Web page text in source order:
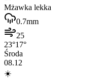
Mżawka lekka
0.7mm
25
23°17°
Środa
08.12
☀️